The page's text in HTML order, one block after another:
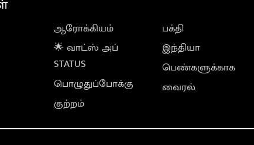
ஆரோக்கியம்
🌟 வாட்ஸ் அப்
STATUS
பொழுதுப்போக்கு
குற்றம்
பக்தி
இந்தியா
பெண்களுக்காக
வைரல்